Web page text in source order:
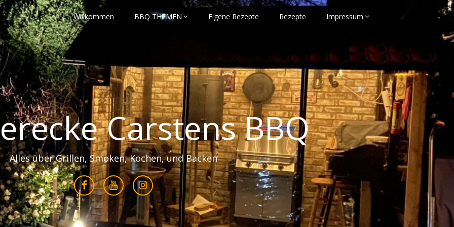
Willkommen BBQ THEMEN Eigene Rezepte Rezepte Impressum
Carstens BBQ
Alles über Grillen, Smoken, Kochen, und Backen